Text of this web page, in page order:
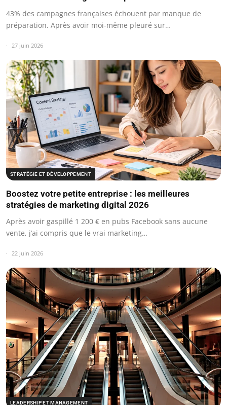
43% des campagnes françaises échouent par manque de
préparation. Après avoir moi-même pleuré sur…
27 juin 2026
STRATÉGIE ET DÉVELOPPEMENT
Boostez votre petite entreprise : les meilleures
stratégies de marketing digital 2026
Après avoir gaspillé 1 200 € en pubs Facebook sans aucune
vente, j’ai compris que le vrai marketing…
22 juin 2026
LEADERSHIP ET MANAGEMENT